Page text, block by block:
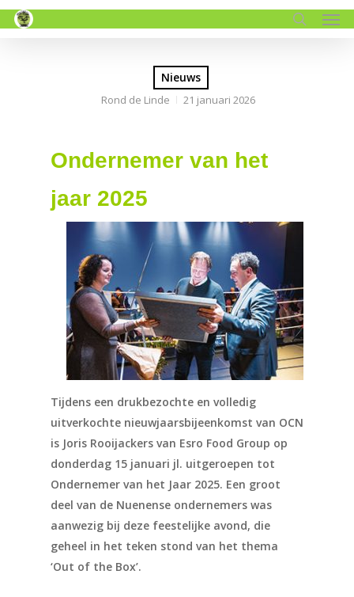
Skip
to
Nieuws
Rond de Linde 21 januari 2026
Ondernemer van het
jaar 2025
Tijdens een drukbezochte en volledig
uitverkochte nieuwjaarsbijeenkomst van OCN
is Joris Rooijackers van Esro Food Group op
donderdag 15 januari jl. uitgeroepen tot
Ondernemer van het Jaar 2025. Een groot
deel van de Nuenense ondernemers was
aanwezig bij deze feestelijke avond, die
geheel in het teken stond van het thema
‘Out of the Box’.